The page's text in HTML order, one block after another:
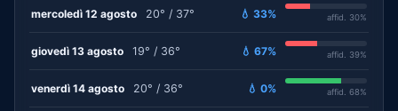
mercoledì 12 agosto 20° / 37° 💧 33% affid. 30%
giovedì 13 agosto 19° / 36° 💧 67% affid. 39%
venerdì 14 agosto 20° / 36° 💧 0% affid. 68%